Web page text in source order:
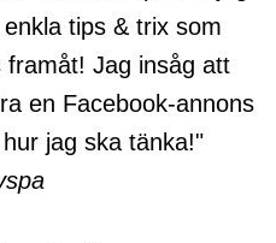
tips & trix som
framåt! Jag insåg att
en Facebook-annons
jag ska tänka!"